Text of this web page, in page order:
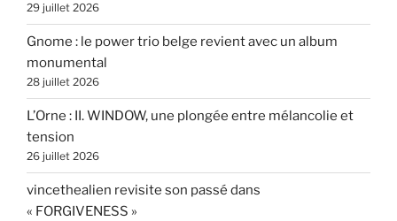
29 juillet 2026
Gnome : le power trio belge revient avec un album
monumental
28 juillet 2026
L’Orne : II. WINDOW, une plongée entre mélancolie et
tension
26 juillet 2026
vincethealien revisite son passé dans
« FORGIVENESS »